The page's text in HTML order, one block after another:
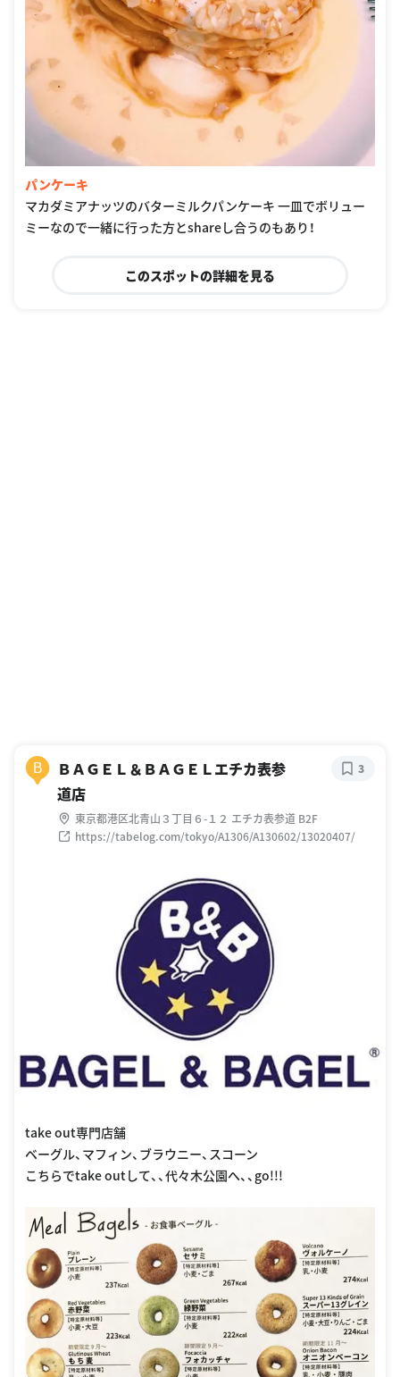
パンケーキ
マカダミアナッツのバターミルクパンケーキ 一皿でボリュー
ミーなので一緒に行った方とshareし合うのもあり！
このスポットの詳細を見る
B
ＢＡＧＥＬ＆ＢＡＧＥＬエチカ表参
道店
東京都港区北青山３丁目６-１２ エチカ表参道 B2F
https://tabelog.com/tokyo/A1306/A130602/13020407/
3
take out専門店舗
ベーグル、マフィン、ブラウニー、スコーン
こちらでtake outして、、代々木公園へ、、go!!!